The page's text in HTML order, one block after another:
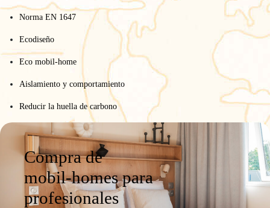
Norma EN 1647
Ecodiseño
Eco mobil-home
Aislamiento y comportamiento
Reducir la huella de carbono
Compra de
mobil-homes para
profesionales